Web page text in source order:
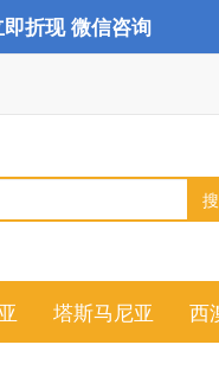
折现 微信咨询
塔斯马尼亚 西